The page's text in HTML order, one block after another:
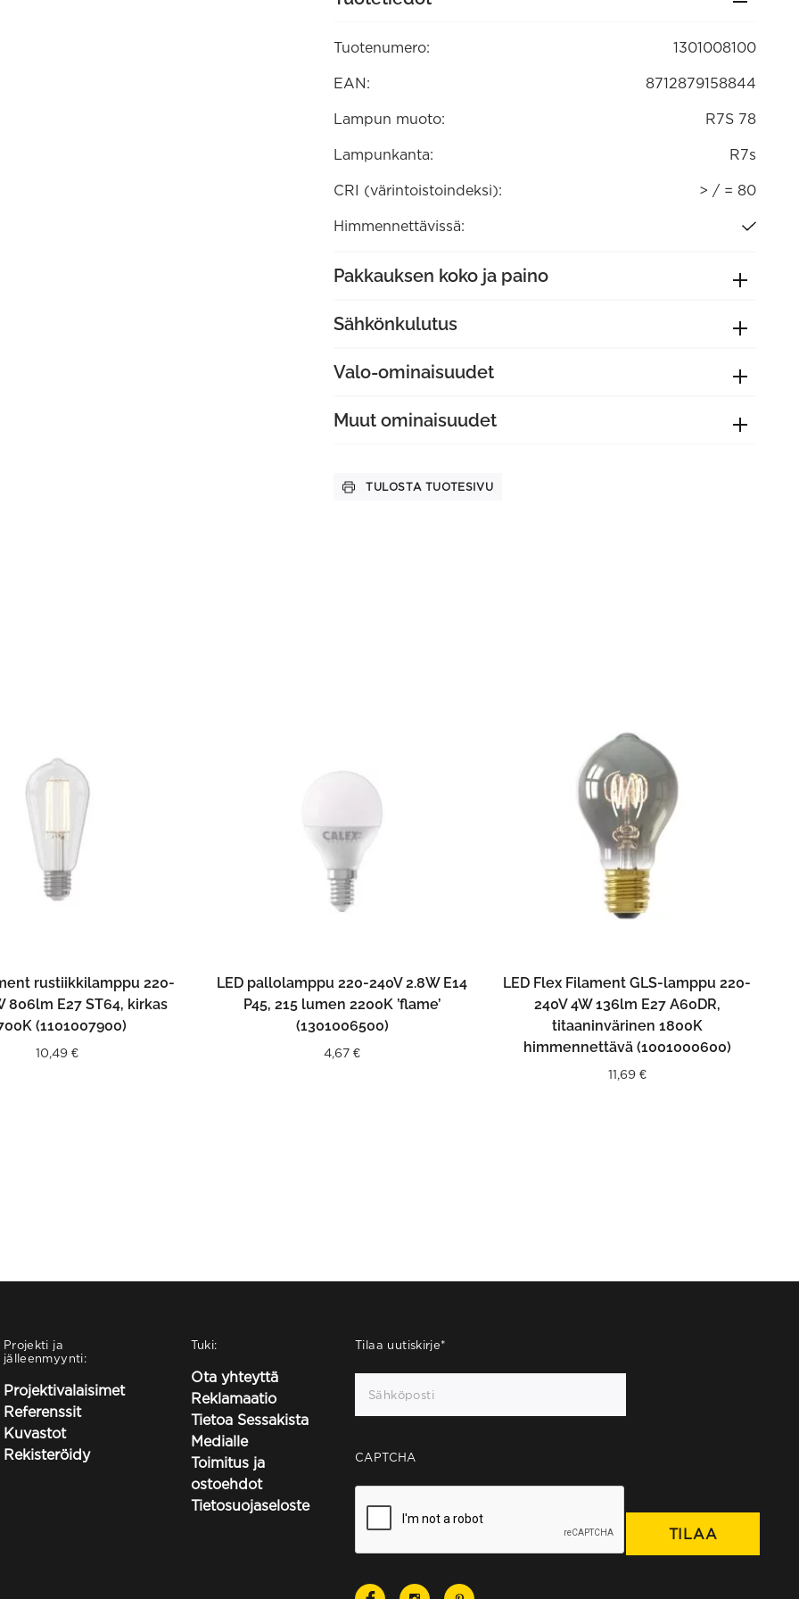
Tuotenumero: 1301008100
EAN: 8712879158844
Lampun muoto: R7S 78
Lampunkanta: R7s
CRI (värintoistoindeksi): > / = 80
Himmennettävissä:
Pakkauksen koko ja paino
Sähkönkulutus
Valo-ominaisuudet
Muut ominaisuudet
TULOSTA TUOTESIVU
OSTOSKORIIN
rustiikkilamppu 220-
806lm E27 ST64, kirkas
(1101007900)
10,49€
LISÄÄ OSTOSKORIIN
LED pallolamppu 220-240V 2.8W E14
P45, 215 lumen 2200K ’flame’
(1301006500)
4,67€
LISÄÄ OSTOSKORIIN
LED Flex Filament GLS-lamppu 220-
240V 4W 136lm E27 A60DR,
titaaninvärinen 1800K
himmennettävä (1001000600)
11,69 €
Projekti ja
jälleenmyynti:
Projektivalaisimet
Referenssit
Kuvastot
Rekisteröidy
Tuki:
Ota yhteyttä
Reklamaatio
Tietoa Sessakista
Medialle
Toimitus ja
ostoehdot
Tietosuojaseloste
Tilaa uutiskirje*
CAPTCHA